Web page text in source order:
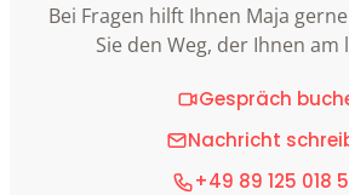
Bei Fragen hilft Ihnen Maja
Sie den Weg, der Ihnen am
Gespräch
Nachricht
+49 89 125 018